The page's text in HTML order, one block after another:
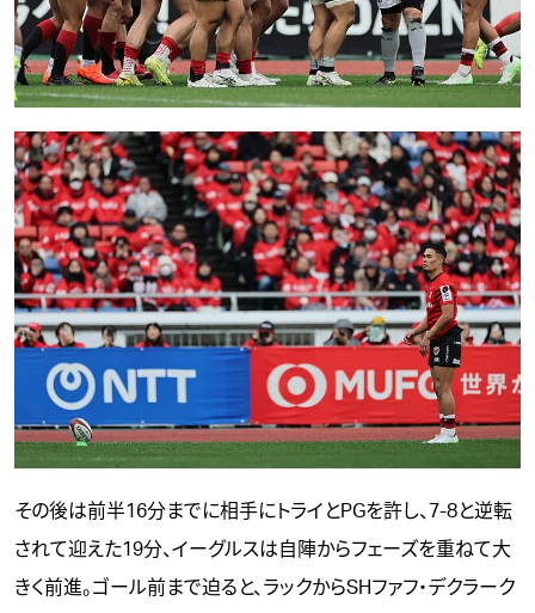
その後は前半16分までに相手にトライとPGを許し、7-8と逆転
されて迎えた19分、イーグルスは自陣からフェーズを重ねて大
きく前進。ゴール前まで迫ると、ラックからSHファフ・デクラーク